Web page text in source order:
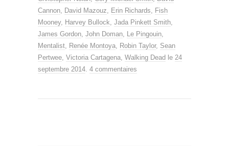
Cannon David Mazouz Erin Richards
Fish
Mooney, Harvey Bullock Jada Pinkett Smith
James Gordon John Doman Le Pingouin
Mentalist Renée Montoya Robin Taylor, Sean
Pertwee Victoria Cartagena Walking Dead le 24
septembre 2014 4 commentaires